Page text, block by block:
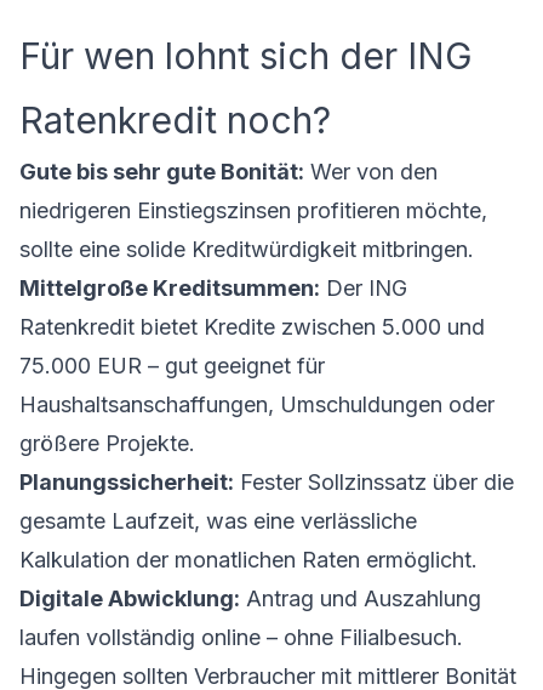
Für wen lohnt sich der ING
Ratenkredit noch?
Gute bis sehr gute Bonität: Wer von den
niedrigeren Einstiegszinsen profitieren möchte,
sollte eine solide Kreditwürdigkeit mitbringen.
Mittelgroße Kreditsummen: Der ING
Ratenkredit bietet Kredite zwischen 5.000 und
75.000 EUR – gut geeignet für
Haushaltsanschaffungen, Umschuldungen oder
größere Projekte.
Planungssicherheit: Fester Sollzinssatz über die
gesamte Laufzeit, was eine verlässliche
Kalkulation der monatlichen Raten ermöglicht.
Digitale Abwicklung: Antrag und Auszahlung
laufen vollständig online – ohne Filialbesuch.
Hingegen sollten Verbraucher mit mittlerer Bonität